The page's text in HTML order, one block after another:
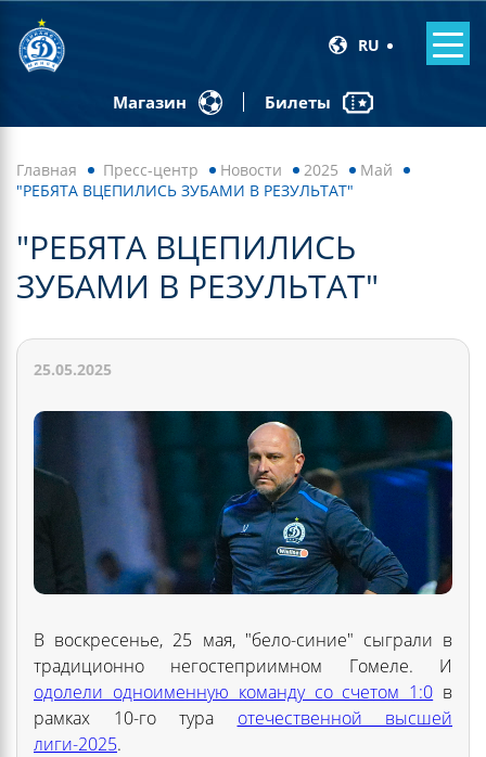
RU
Магазин Билеты
Главная Пресс-центр Новости 2025
Май
"РЕБЯТА ВЦЕПИЛИСЬ ЗУБАМИ В РЕЗУЛЬТАТ"
"РЕБЯТА ВЦЕПИЛИСЬ
ЗУБАМИ В РЕЗУЛЬТАТ"
25.05.2025
В воскресенье, 25 мая, "бело-синие" сыграли в
традиционно негостеприимном Гомеле. И
одолели одноименную команду со счетом 1:0 в
рамках 10-го тура отечественной высшей
лиги-2025.